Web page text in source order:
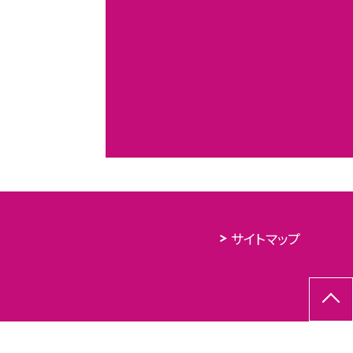
サイトマップ